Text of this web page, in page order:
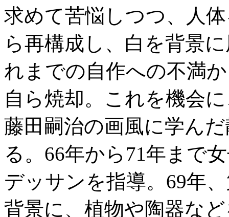
求めて苦悩しつつ、人
ら再構成し、白を背景
れまでの自作への不満
自ら焼却。これを機会
藤田嗣治の画風に学ん
る。66年から71年まで
デッサンを指導。69年
背景に、植物や陶器な